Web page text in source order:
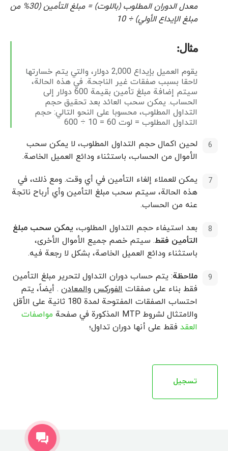
معدل الدوران المطلوب (باللوت) = مبلغ التأمين (30% من
مبلغ الإيداع الأولي) ÷ 10
مثال:
يقوم العميل بإيداع 2,000 دولار، والتي يتم خسارتها
لاحقا بسبب صفقات غير الناجحة. في هذه الحالة،
سيتم إضافة مبلغ تأمين بقيمة 600 دولار إلى
الحساب. يمكن سحب العائد بعد تحقيق حجم
التداول المطلوب، محسوبا على النحو التالي: حجم
التداول المطلوب = لوت 60 = 10 ÷ 600
لحين اكمال حجم التداول المطلوب، لا يمكن سحب
الأموال من الحساب، باستثناء ودائع العميل الخاصة.
يمكن للعملاء إلغاء التأمين في أي وقت. ومع ذلك، في
هذه الحالة، سيتم سحب مبلغ التأمين وأي أرباح ناتجة
عنه من الحساب.
بعد استيفاء حجم التداول المطلوب، يمكن سحب مبلغ
التأمين فقط. سيتم خصم جميع الأموال الأخرى،
باستثناء ودائع العميل الخاصة، بشكل لا رجعة فيه.
ملاحظة: يتم حساب دوران التداول لتحرير مبلغ التأمين
فقط بناء على صفقات الفوركس والمعادن . أيضاً، يتم
احتساب الصفقات المفتوحة لمدة 180 ثانية على الأقل
والامتثال لشروط MTP المذكورة في صفحة
مواصفات
العقد فقط على أنها دوران تداول؛
تسجیل